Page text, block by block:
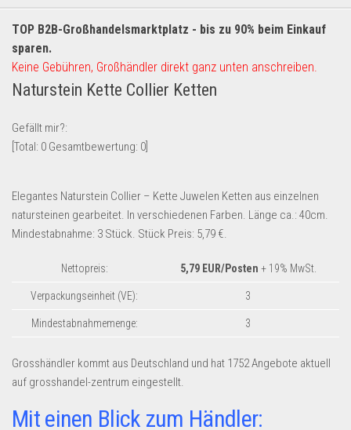
Handy und Smartphone
Kosmetik & Pflege
Lebensmittel & Getränke
Multimedia & Elektro
Münzen
Schuhe & Accessoires
Sport & Freizeit
Wohnen & Einrichten
Restposten-Angebote
Restposten für Privatpersonen
eBay Restposten kaufen
Sonderposten-Angebote
Saison & Eventprodkte
TOP B2B-Großhandelsmarktplatz - bis zu 90% beim Einkauf
sparen.
Keine Gebühren, Großhändler direkt ganz unten anschreiben.
Naturstein Kette Collier Ketten
Gefällt mir?:
[Total: 0 Gesamtbewertung: 0
Elegantes Naturstein Collier – Kette Juwelen Ketten aus einzelnen
natursteinen gearbeitet. In verschiedenen Farben. Länge ca.: 40cm.
Mindestabnahme: 3 Stück. Stück Preis: 5,79 €.
Nettopreis: 5,79 EUR/Posten + 19% MwSt.
Verpackungseinheit (VE): 3
Mindestabnahmemenge: 3
Grosshändler kommt aus Deutschland und hat 1752 Angebote aktuell
auf grosshandel-zentrum eingestellt.
Mit einen Blick zum Händler: